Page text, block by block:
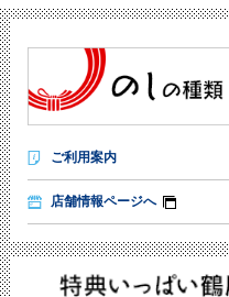
ご利用案内
店舗情報ページへ